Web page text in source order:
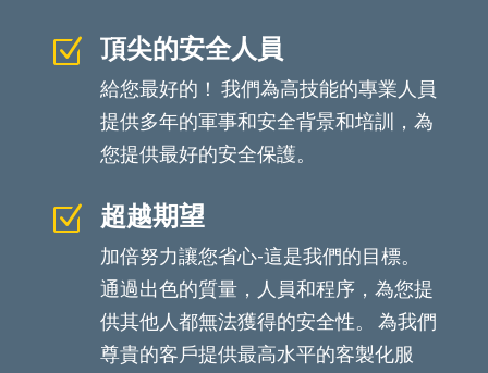
Z 頂尖的安全人員
給您最好的！ 我們為高技能的專業人員
提供多年的軍事和安全背景和培訓，為
您提供最好的安全保護。
Z 超越期望
加倍努力讓您省心-這是我們的目標。
通過出色的質量，人員和程序，為您提
供其他人都無法獲得的安全性。 為我們
尊貴的客戶提供最高水平的客製化服